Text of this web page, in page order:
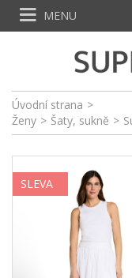
Úvodní strana >
Ženy > Šaty, sukně >
SLEVA
MENU